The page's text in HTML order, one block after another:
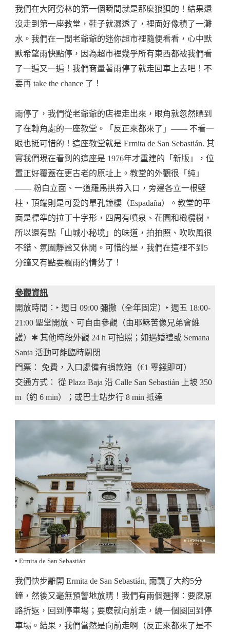
我們在大阿勞林的第一個瞬間就是那麼狼狽的！結果還
沒走到第一座教堂，鞋子就濕透了，裡面好像積了一灘
水。我們在一間老爺爺的迷你超市裡隨便看看，心中默
默希望雨快點停，因為超市裡幾乎所有東西都被我們看
了一遍又一遍！我們商量著雨停了就走回車上去吧！不
要再 take the chance 了！
雨停了，我們從老爺爺的店裡走出來，眼角就忽然瞟到
了在轉角處的一座教堂。「反正來都來了」—— 不看一
眼也挺可惜的！這座教堂就是 Ermita de San Sebastián. 其
實我們現在看到的這座是 1976年才重建的「新版」，位
置正好覆蓋在更古老的原址上。教堂的外觀很「純」
—— 粉白立面、一道羅馬拱券入口，旁邊各立一根壁
柱，頂端則是可愛的單孔鐘樓（Espadaña）。教堂的平
面是標準的拉丁十字形，四周有噴泉、花園和橄欖樹，
所以還有點「山城小秘境」的味道，拍拍照、吹吹風很
不錯、氛圍靜謐又休閒。可惜的是，我們在這裡不到5
分鐘又有點要飄雨的情勢了！
參觀資訊
開放時間：‣ 週日 09:00 彌撒（全年固定）‣ 週五 18:00-
21:00 聖堂開放、可自由參觀（由耶穌苦像兄弟會維
護）✱ 其他時段外觀 24 h 可拍照；如遇婚禮或 Semana
Santa 活動可能臨時關閉
門票： 免費，入口處備有捐款箱（€1 零錢即可）
交通方式： 從 Plaza Baja 沿 Calle San Sebastián 上坡 350
m（約 6 min）；或巴士站步行 8 min 抵達
▪️ Ermita de San Sebastián
我們快步離開 Ermita de San Sebastián, 雨飄了大約5分
鐘，然後又毫無預警地放晴！我們有兩個選擇：要麽原
路折返，回到停車場；要麽就向前走，繞一個圈回到停
車場。結果，我們當然是向前走啊（反正來都來了是不